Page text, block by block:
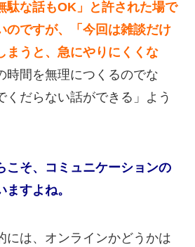
駄な話もOK」と許された場で
のですが、「今回は雑談だけ
まうと、急にやりにくくな
時間を無理につくるのでな
くだらない話ができる」よう
そ、コミュニケーションの
すよね。
には、オンラインかどうかは